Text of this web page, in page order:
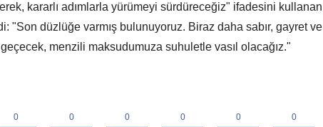
kararlı adımlarla yürümeyi sürdüreceğiz" ifadesini kullanan
"Son düzlüğe varmış bulunuyoruz. Biraz daha sabır, gayret ve
menzili maksudumuza suhuletle vasıl olacağız."